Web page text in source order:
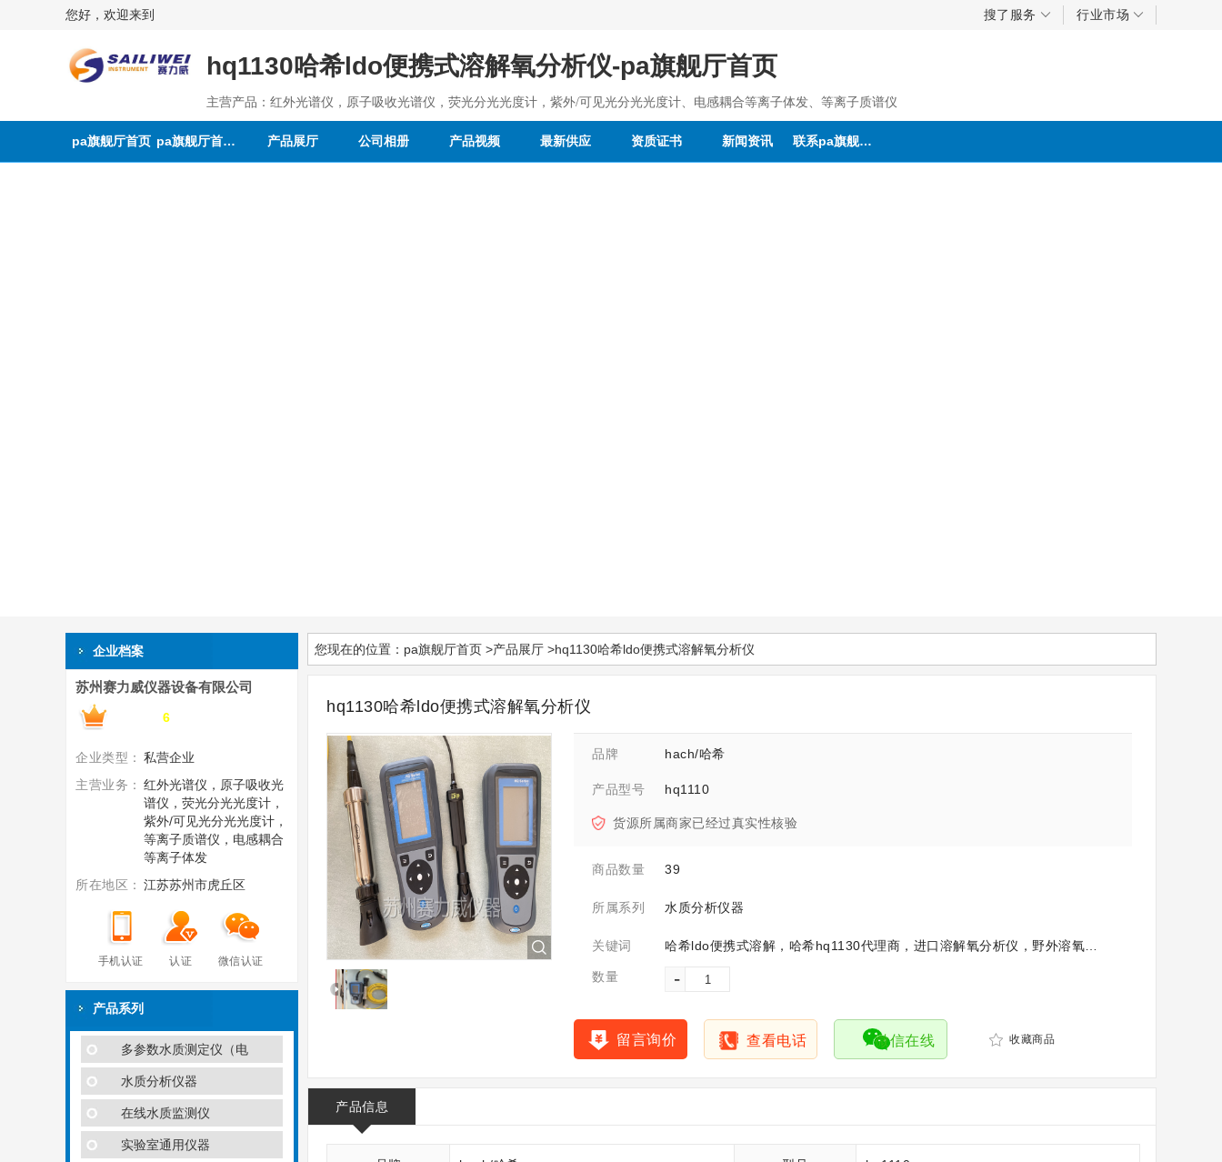
您好，欢迎来到 搜了服务 行业市场
hq1130哈希ldo便携式溶解氧分析仪-pa旗舰厅首页
主营产品：红外光谱仪，原子吸收光谱仪，荧光分光光度计，紫外/可见光分光光度计、电感耦合等离子体发、等离子质谱仪
pa旗舰厅首页 pa旗舰厅首页的介绍 产品展厅 公司相册 产品视频 最新供应 资质证书 新闻资讯 联系pa旗舰厅首页
您现在的位置： pa旗舰厅首页 >产品展厅 >hq1130哈希ldo便携式溶解氧分析仪
hq1130哈希ldo便携式溶解氧分析仪
品牌 hach/哈希
产品型号 hq1110
货源所属商家已经过真实性核验
商品数量 39
所属系列 水质分析仪器
关键词
数量 -
留言询价 查看电话 微信在线 收藏商品
产品信息
企业档案
苏州赛力威仪器设备有限公司
搜了网会员第 6
企业类型： 私营企业
主营业务： 红外光谱仪，原子吸收光
谱仪，荧光分光光度计，
紫外/可见光分光光度计，
等离子质谱仪，电感耦合
等离子体发
所在地区： 江苏苏州市虎丘区
手机认证 认证 微信认证
产品系列
多参数水质测定仪（电
水质分析仪器
在线水质监测仪
实验室通用仪器